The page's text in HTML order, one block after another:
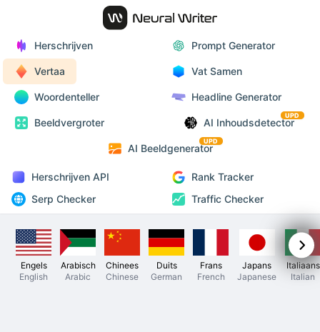
Herschrijven Prompt Generator
Vertaa Vat Samen
Woordenteller Headline Generator
Beeldvergroter AI Inhoudsdetector
UPD
AI Beeldgenerator
UPD
Herschrijven API
Rank Tracker
Serp Checker
Traffic Checker
Engels
English
Arabisch
Arabic
Chinees
Chinese
Duits
German
Frans
French
Japans
Japanese
Italiaans
Italian